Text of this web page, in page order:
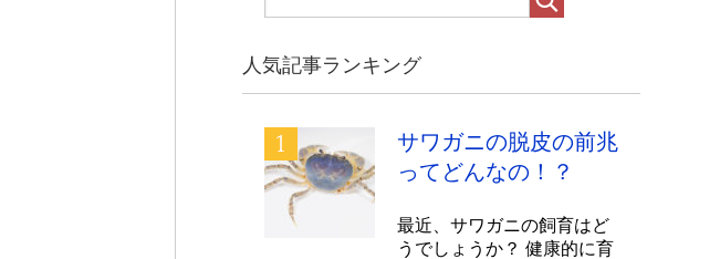
人気記事ランキング
サワガニの脱皮の前兆
ってどんなの！？
最近、サワガニの飼育はど
うでしょうか？ 健康的に育